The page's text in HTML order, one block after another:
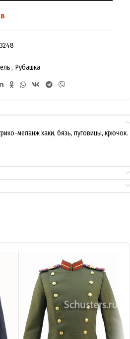
, Рубашка
меланж хаки, бязь, пуговицы, крючок.